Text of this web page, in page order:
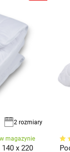
2 rozmiary
w magazynie
x 220